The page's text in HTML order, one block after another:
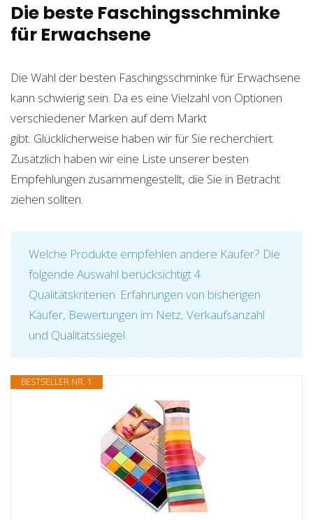
Die beste Faschingsschminke
für Erwachsene
Die Wahl der besten Faschingsschminke für Erwachsene
kann schwierig sein. Da es eine Vielzahl von Optionen
verschiedener Marken auf dem Markt
gibt. Glücklicherweise haben wir für Sie recherchiert.
Zusätzlich haben wir eine Liste unserer besten
Empfehlungen zusammengestellt, die Sie in Betracht
ziehen sollten.
Welche Produkte empfehlen andere Käufer? Die
folgende Auswahl berücksichtigt 4
Qualitätskriterien. Erfahrungen von bisherigen
Käufer, Bewertungen im Netz, Verkaufsanzahl
und Qualitätssiegel.
BESTSELLER NR. 1